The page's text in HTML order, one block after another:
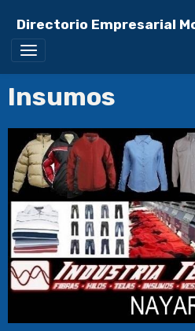
Directorio Empresarial
Insumos